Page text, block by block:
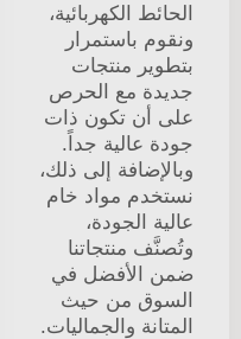
الحائط الكهربائية،
ونقوم باستمرار
بتطوير منتجات
جديدة مع الحرص
على أن تكون ذات
جودة عالية جداً.
وبالإضافة إلى ذلك،
نستخدم مواد خام
عالية الجودة،
وتُصنَّف منتجاتنا
ضمن الأفضل في
السوق من حيث
المتانة والجماليات.